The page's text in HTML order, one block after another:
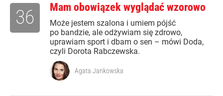
Mam obowiązek wyglądać wzorowo
Może jestem szalona i umiem pójść
po bandzie, ale odżywiam się zdrowo,
uprawiam sport i dbam o sen – mówi Doda,
czyli Dorota Rabczewska.
36
Agata Jankowska